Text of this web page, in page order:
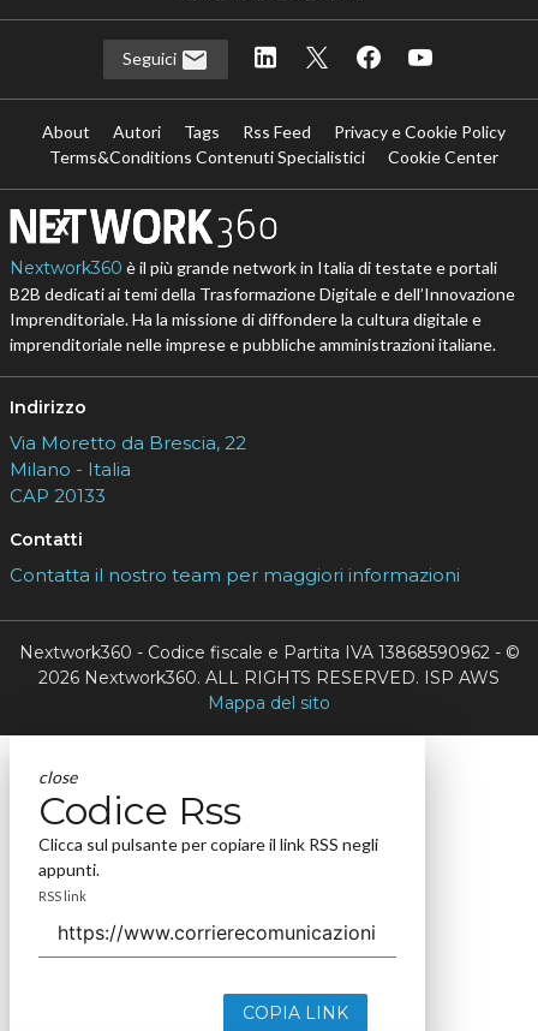
Seguici
About Autori Tags Rss Feed
Privacy e Cookie Policy
Terms&Conditions Contenuti Specialistici
Cookie Center
Nextwork360 è il più grande network in Italia di testate e portali
B2B dedicati ai temi della Trasformazione Digitale e dell’Innovazione
Imprenditoriale. Ha la missione di diffondere la cultura digitale e
imprenditoriale nelle imprese e pubbliche amministrazioni italiane.
Indirizzo
Via Moretto da Brescia, 22
Milano - Italia
CAP 20133
Contatti
Contatta il nostro team per maggiori informazioni
Nextwork360 - Codice fiscale e Partita IVA 13868590962 - ©
2026 Nextwork360. ALL RIGHTS RESERVED. ISP AWS
Mappa del sito
close
Codice Rss
Clicca sul pulsante per copiare il link RSS negli
appunti.
RSS link
COPIA LINK